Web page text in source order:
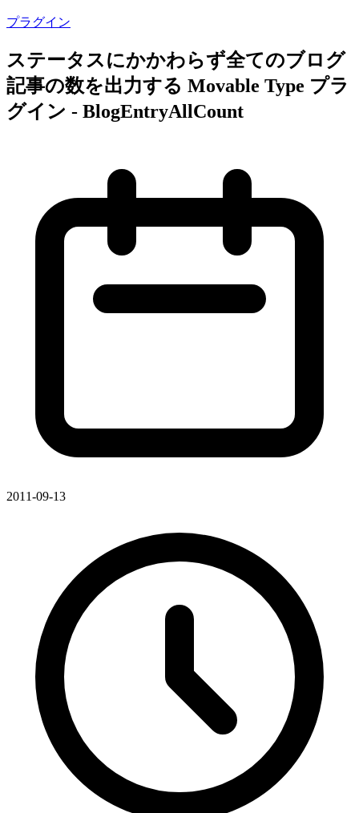
プラグイン
ステータスにかかわらず全てのブログ
記事の数を出力する Movable Type プラ
グイン - BlogEntryAllCount
2011-09-13